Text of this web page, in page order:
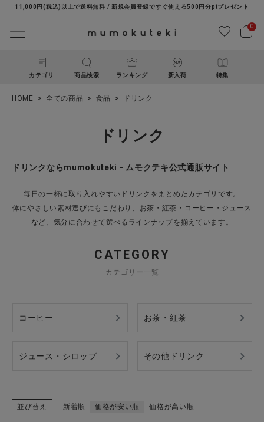
11,000円(税込)以上で送料無料 / 新規会員登録ですぐ使える500円分ptプレゼント
0
カテゴリ 商品検索 ランキング 新入荷 特集
ACCOUNT MENU
ようこそ ゲスト 様
CATEGORY
生活雑貨
HOME 全ての商品 食品 ドリンク
ドリンク
ドリンクならmumokuteki - ムモクテキ公式通販サイト
毎日の一杯に取り入れやすいドリンクをまとめたカテゴリです。
体にやさしい素材選びにもこだわり、お茶・紅茶・コーヒー・ジュース
など、気分に合わせて選べるラインナップを揃えています。
CATEGORY
カテゴリー一覧
コーヒー お茶・紅茶
ジュース・シロップ その他ドリンク
並び替え 新着順 価格が安い順 価格が高い順